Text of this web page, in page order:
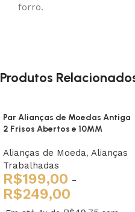
forro.
Produtos
Par Alianças de Moedas Antiga
2 Frisos Abertos e 10MM
Alianças de Moeda, Alianças
Trabalhadas
R$199,00 -
R$249,00